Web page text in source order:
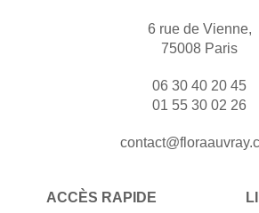
6 rue de Vienne,
75008 Paris
06 30 40 20 45
01 55 30 02 26
ACCÈS RAPIDE